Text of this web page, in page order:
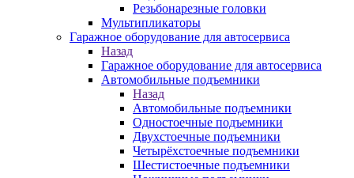
Резьбонарезные головки
Мультипликаторы
Гаражное оборудование для автосервиса
Назад
Гаражное оборудование для автосервиса
Автомобильные подъемники
Назад
Автомобильные подъемники
Одностоечные подъемники
Двухстоечные подъемники
Четырёхстоечные подъемники
Шестистоечные подъемники